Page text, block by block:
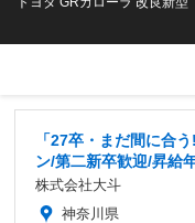
「27卒・まだ間に合
ン/第二新卒歓迎/昇給
株式会社大斗
神奈川県